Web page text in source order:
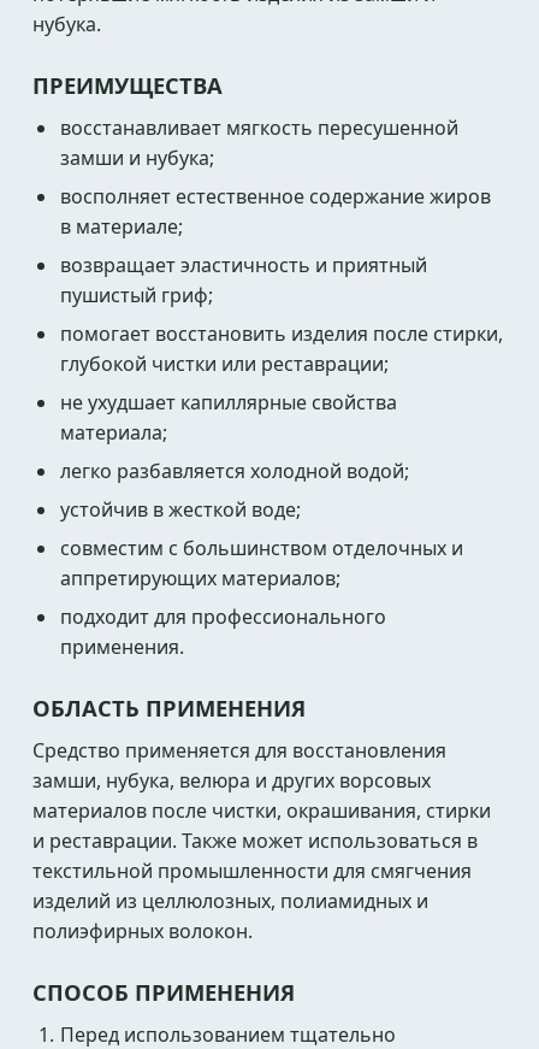
нубука.
ПРЕИМУЩЕСТВА
восстанавливает мягкость пересушенной
замши и нубука;
восполняет естественное содержание жиров
в материале;
возвращает эластичность и приятный
пушистый гриф;
помогает восстановить изделия после стирки,
глубокой чистки или реставрации;
не ухудшает капиллярные свойства
материала;
легко разбавляется холодной водой;
устойчив в жесткой воде;
совместим с большинством отделочных и
аппретирующих материалов;
подходит для профессионального
применения.
ОБЛАСТЬ ПРИМЕНЕНИЯ
Средство применяется для восстановления
замши, нубука, велюра и других ворсовых
материалов после чистки, окрашивания, стирки
и реставрации. Также может использоваться в
текстильной промышленности для смягчения
изделий из целлюлозных, полиамидных и
полиэфирных волокон.
СПОСОБ ПРИМЕНЕНИЯ
Перед использованием тщательно